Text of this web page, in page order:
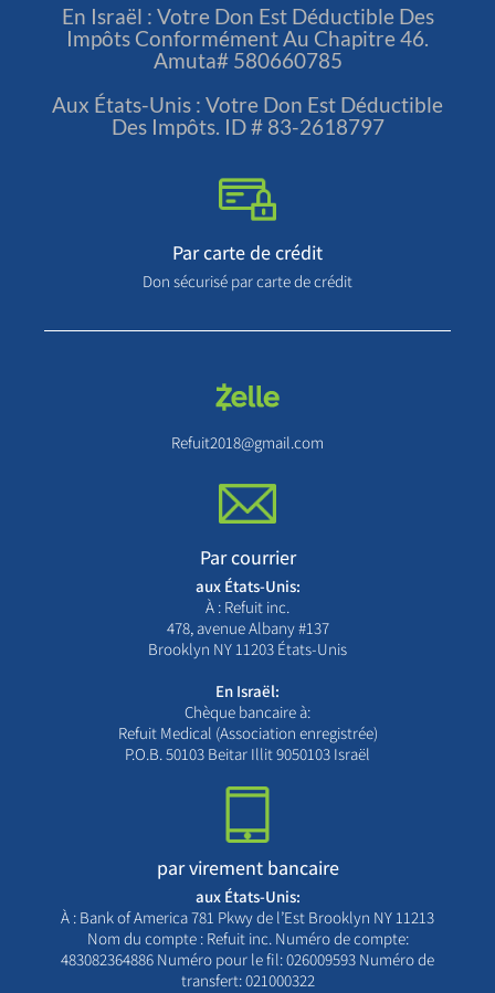
En Israël : Votre Don Est Déductible Des
Impôts Conformément Au Chapitre 46.
Amuta# 580660785
Aux États-Unis : Votre Don Est Déductible
Des Impôts. ID # 83-2618797
Par carte de crédit
Don sécurisé par carte de crédit
Refuit2018@gmail.com
Par courrier
aux États-Unis:
À : Refuit inc.
478, avenue Albany #137
Brooklyn NY 11203 États-Unis
En Israël:
Chèque bancaire à:
Refuit Medical (Association enregistrée)
P.O.B. 50103 Beitar Illit 9050103 Israël
par virement bancaire
aux États-Unis:
À : Bank of America 781 Pkwy de l’Est Brooklyn NY 11213
Nom du compte : Refuit inc. Numéro de compte:
483082364886 Numéro pour le fil: 026009593 Numéro de
transfert: 021000322